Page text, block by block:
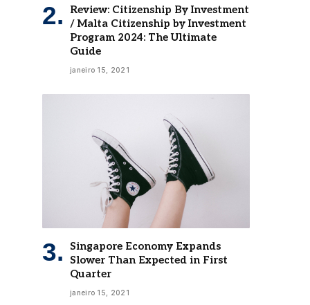
/ Malta Citizenship by Investment
Program 2024: The Ultimate
Guide
Slower Than Expected in First
Quarter
janeiro 15, 2021